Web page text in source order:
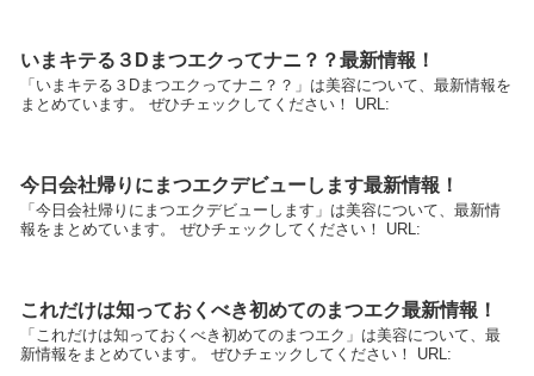
いまキテる３Dまつエクってナニ？？最新情報！
「いまキテる３Dまつエクってナニ？？」は美容について、最新情報を
まとめています。 ぜひチェックしてください！ URL:
今日会社帰りにまつエクデビューします最新情報！
「今日会社帰りにまつエクデビューします」は美容について、最新情
報をまとめています。 ぜひチェックしてください！ URL:
これだけは知っておくべき初めてのまつエク最新情報！
「これだけは知っておくべき初めてのまつエク」は美容について、最
新情報をまとめています。 ぜひチェックしてください！ URL: